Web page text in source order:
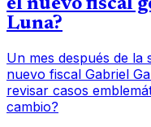
el nuevo fiscal
Luna?
Un mes después de la
nuevo fiscal Gabriel
revisar casos
cambio?